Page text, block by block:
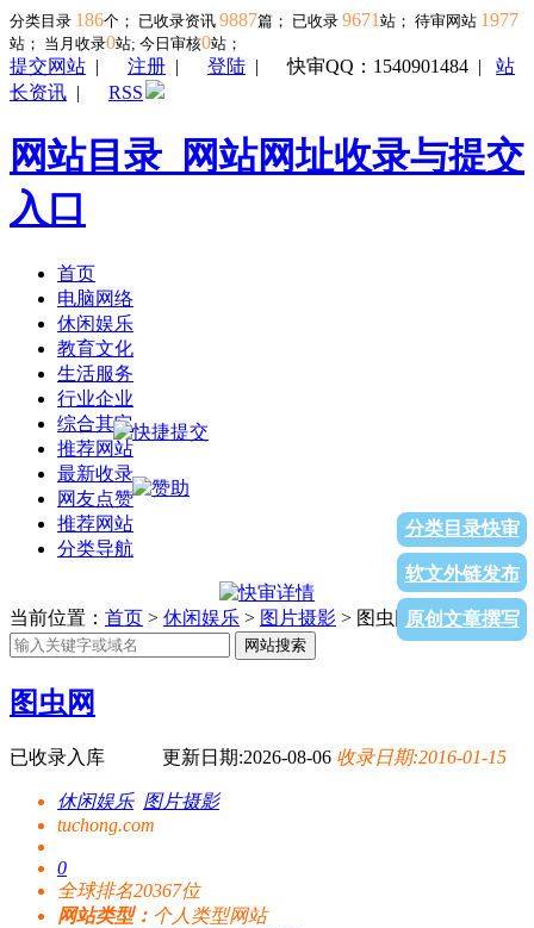
分类目录 186个； 已收录资讯 9887篇； 已收录 9671 站； 待审网站 1977
站； 当月收录0站; 今日审核0站；
提交网站 | 注册 | 登陆 |快审QQ：1540901484 | 站
长资讯 | RSS
网站目录_网站网址收录与提交
入口
首页
电脑网络
休闲娱乐
教育文化
生活服务
行业企业
综合其它
推荐网站
最新收录
网友点赞
推荐网站
分类导航
分类目录快审
软文外链发布
原创文章撰写
当前位置： 首页 > 休闲娱乐 > 图片摄影 > 图虫网
网站搜索
图虫网
已收录入库 更新日期:2026-08-06 收录日期:2016-01-15
休闲娱乐 图片摄影
tuchong.com
0
全球排名20367位
网站类型： 个人类型网站